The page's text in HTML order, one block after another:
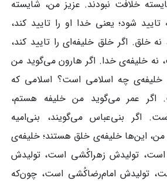
خلافت نبودند. عزیز من، شایسته
شود؛ یعنی خدا او را تایید کند،
نه خلق. اگر خلق خلیفه‌ای را تایید کند،
نه خلیفه‌ی خدا. اگر هارون می‌گوید من
خلیفه‌ی چه اسلامی است؟ اسلامی که
اگر عمر می‌گوید من خلیفه هستم،
اگر بنی‌عباس می‌گویند، بنی‌امیه
من، این‌ها خلیفه‌ی خلق هستند؛ خلیفه‌ی
تولیدش زهراکُشی است، تولیدش
تولیدش امام‌رضاکُشی است، چون‌که